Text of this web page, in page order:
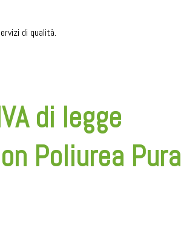
di qualità.
di legge
Poliurea Pura